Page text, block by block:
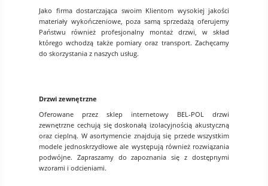
Jako firma dostarczająca swoim Klientom wysokiej jakości
materiały wykończeniowe, poza samą sprzedażą oferujemy
Państwu również profesjonalny montaż drzwi, w skład
którego wchodzą także pomiary oraz transport. Zachęcamy
do skorzystania z naszych usług.
Drzwi zewnętrzne
Oferowane przez sklep internetowy BEL-POL drzwi
zewnętrzne cechują się doskonałą izolacyjnością akustyczną
oraz cieplną. W asortymencie znajdują się przede wszystkim
modele jednoskrzydłowe ale występują również rozwiązania
podwójne. Zapraszamy do zapoznania się z dostępnymi
wzorami i odcieniami.